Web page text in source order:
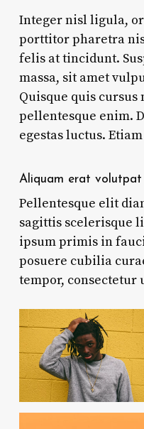
Integer nisl ligula,
porttitor pharetra
felis at tincidunt.
massa, sit amet
Quisque quis cursus
pellentesque enim.
egestas luctus.
Aliquam erat volutpat
Pellentesque elit
sagittis scelerisque
ipsum primis in
posuere cubilia
tempor, consectetur